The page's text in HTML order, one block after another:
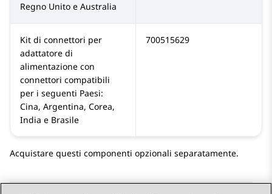
Regno Unito e Australia
Kit di connettori per
adattatore di
alimentazione con
connettori compatibili
per i seguenti Paesi:
Cina, Argentina, Corea,
India e Brasile
700515629
Acquistare questi componenti opzionali separatamente.